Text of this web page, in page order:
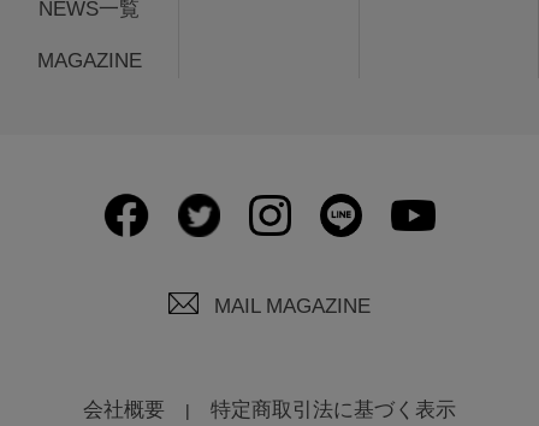
NEWS一覧
MAGAZINE
MAIL MAGAZINE
会社概要 特定商取引法に基づく表示